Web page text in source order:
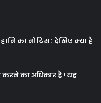
का नोटिस : देखिए क्या है
का अधिकार है ! यह